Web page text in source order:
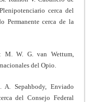
cerca del
Permanente cerca de la
M. W. G. van Wettum,
del Opio.
Sepahbody, Enviado
del Consejo Federal